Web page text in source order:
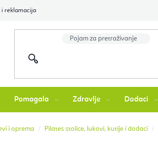
i reklamacija
Pomagala Zdravlje Dodaci
i oprema Pilates stolice, lukovi, kutije i dodaci